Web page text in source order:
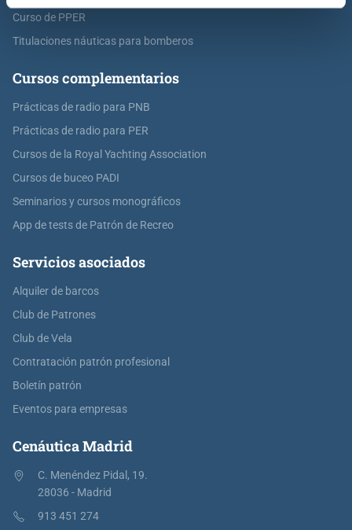
Curso de PPER
Titulaciones náuticas para bomberos
Cursos complementarios
Prácticas de radio para PNB
Prácticas de radio para PER
Cursos de la Royal Yachting Association
Cursos de buceo PADI
Seminarios y cursos monográficos
App de tests de Patrón de Recreo
Servicios asociados
Alquiler de barcos
Club de Patrones
Club de Vela
Contratación patrón profesional
Boletín patrón
Eventos para empresas
Cenáutica Madrid
C. Menéndez Pidal, 19.
28036 - Madrid
913 451 274